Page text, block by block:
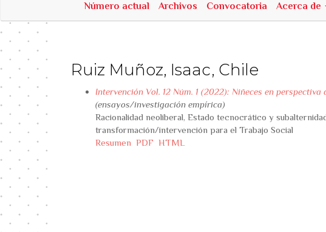
Número actual Archivos Convocatoria Acerca de
Ruiz Muñoz, Isaac, Chile
Intervención Vol. 12 Núm. 1 (2022): Niñeces en
(ensayos/investigación empírica)
Racionalidad neoliberal, Estado tecnocrático y
transformación/intervención para el Trabajo Social
Resumen PDF HTML